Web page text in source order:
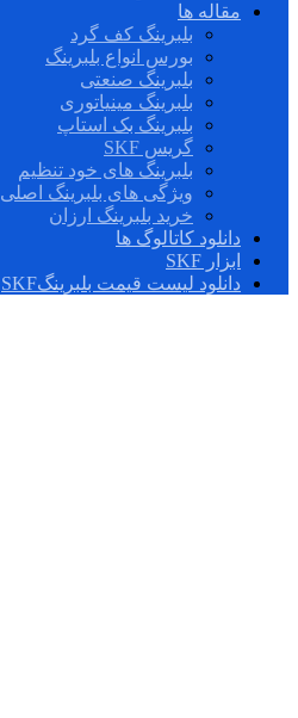
مقاله ها
بلبرینگ کف گرد
بورس انواع بلبرینگ
بلبرینگ صنعتی
بلبرینگ مینیاتوری
بلبرینگ بک استاپ
گریس SKF
بلبرینگ های خود تنظیم
ویژگی های بلبرینگ اصلی
خرید بلبرینگ ارزان
دانلود کاتالوگ ها
ابزار SKF
دانلود لیست قیمت بلبرینگSKF